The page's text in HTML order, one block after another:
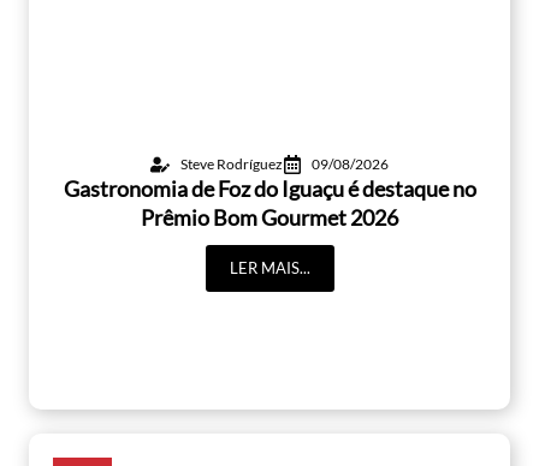
Steve Rodríguez 09/08/2026
Gastronomia de Foz do Iguaçu é destaque no
Prêmio Bom Gourmet 2026
LER MAIS...